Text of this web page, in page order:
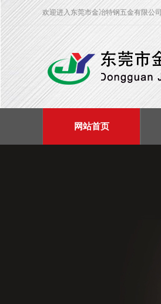
欢迎进入东莞市金冶特钢五金有限公司
网站首页